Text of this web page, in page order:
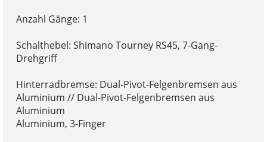
Anzahl Gänge: 1
Schalthebel: Shimano Tourney RS45, 7-Gang-
Drehgriff
Hinterradbremse: Dual-Pivot-Felgenbremsen aus
Aluminium // Dual-Pivot-Felgenbremsen aus
Aluminium
Aluminium, 3-Finger